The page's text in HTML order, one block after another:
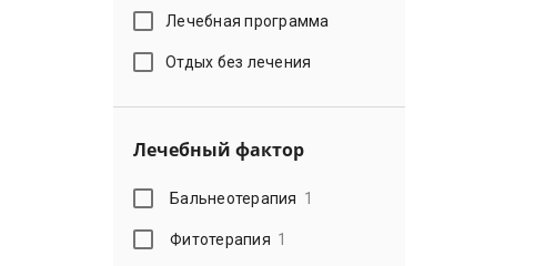
Лечебная программа
Отдых без лечения
Лечебный фактор
Бальнеотерапия 1
Фитотерапия 1